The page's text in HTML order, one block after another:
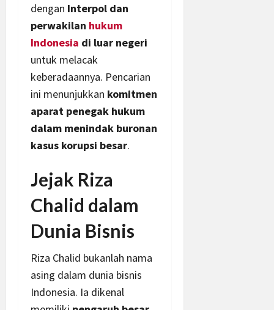
dengan Interpol dan
perwakilan hukum
Indonesia di luar negeri
untuk melacak
keberadaannya. Pencarian
ini menunjukkan komitmen
aparat penegak hukum
dalam menindak buronan
kasus korupsi besar.
Jejak Riza
Chalid dalam
Dunia Bisnis
Riza Chalid bukanlah nama
asing dalam dunia bisnis
Indonesia. Ia dikenal